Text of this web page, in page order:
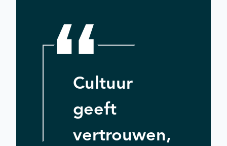
Cultuur
geeft
vertrouwen,